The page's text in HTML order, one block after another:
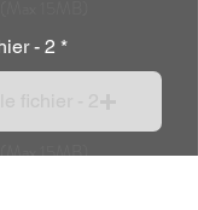
- 2
15MB)